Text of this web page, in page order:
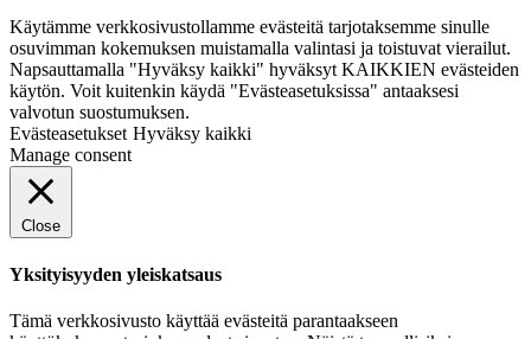
Käytämme verkkosivustollamme evästeitä tarjotaksemme sinulle
osuvimman kokemuksen muistamalla valintasi ja toistuvat vierailut.
Napsauttamalla "Hyväksy kaikki" hyväksyt KAIKKIEN evästeiden
käytön. Voit kuitenkin käydä "Evästeasetuksissa" antaaksesi
valvotun suostumuksen.
Evästeasetukset Hyväksy kaikki
Manage consent
Close
Yksityisyyden yleiskatsaus
Tämä verkkosivusto käyttää evästeitä parantaakseen